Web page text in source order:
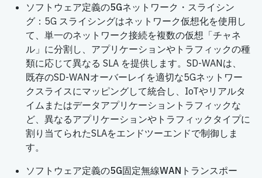
ソフトウェア定義の5Gネットワーク・スライシン
グ ：5G スライシングはネットワーク仮想化を使用し
て、単一のネットワーク接続を複数の仮想「チャネ
ル」に分割し、アプリケーションやトラフィックの種
類に応じて異なる SLA を提供します。SD-WANは、
既存のSD-WANオーバーレイを適切な5Gネットワー
クスライスにマッピングして統合し、IoTやリアルタ
イムまたはデータアプリケーショントラフィックな
ど、異なるアプリケーションやトラフィックタイプに
割り当てられたSLAをエンドツーエンドで制御しま
す。
ソフトウェア定義の5G固定無線WANトランスポー